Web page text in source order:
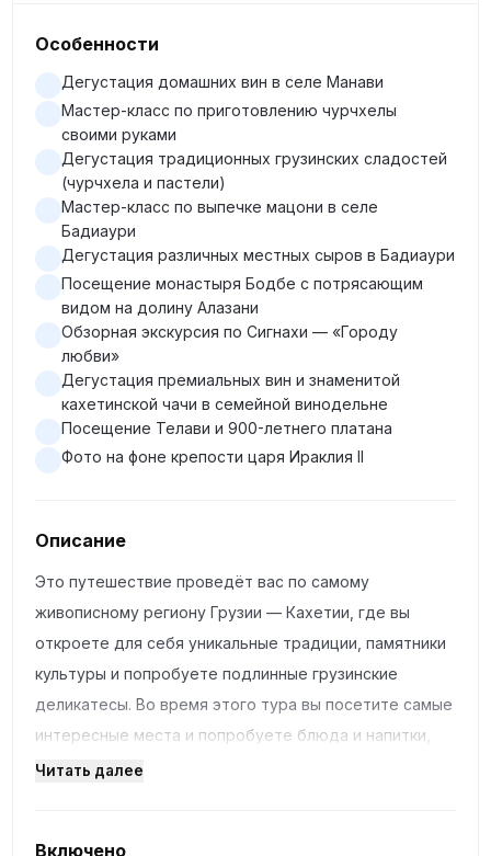
Особенности
Дегустация домашних вин в селе Манави
Мастер-класс по приготовлению чурчхелы
своими руками
Дегустация традиционных грузинских сладостей
(чурчхела и пастели)
Мастер-класс по выпечке мацони в селе
Бадиаури
Дегустация различных местных сыров в Бадиаури
Посещение монастыря Бодбе с потрясающим
видом на долину Алазани
Обзорная экскурсия по Сигнахи — «Городу
любви»
Дегустация премиальных вин и знаменитой
кахетинской чачи в семейной винодельне
Посещение Телави и 900-летнего платана
Фото на фоне крепости царя Ираклия II
Описание
Это путешествие проведёт вас по самому
живописному региону Грузии — Кахетии, где вы
откроете для себя уникальные традиции, памятники
культуры и попробуете подлинные грузинские
деликатесы. Во время этого тура вы посетите самые
интересные места и попробуете блюда и напитки,
которые стали неотъемлемой частью грузинской
Читать далее
Включено